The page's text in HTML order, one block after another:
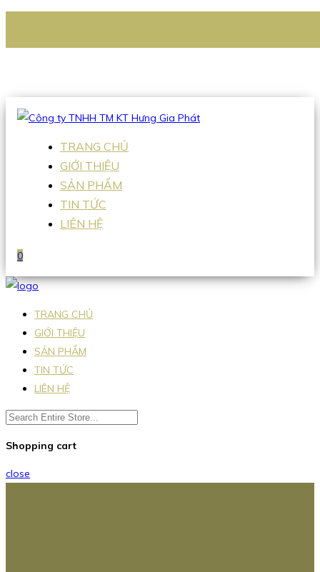
Hotline:0938 336 079
TRANG CHỦ
GIỚI THIỆU
SẢN PHẨM
TIN TỨC
LIÊN HỆ
0
TRANG CHỦ
GIỚI THIỆU
SẢN PHẨM
TIN TỨC
LIÊN HỆ
Shopping cart
close